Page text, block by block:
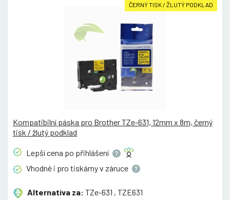
ČERNÝ TISK / ŽLUTÝ PODKLAD
Kompatibilní páska pro Brother TZe-631, 12mm x 8m, černý
tisk / žlutý podklad
Lepší cena po přihlášení
Vhodné i pro tiskárny v záruce
Alternativa za: TZe-631 , TZE631